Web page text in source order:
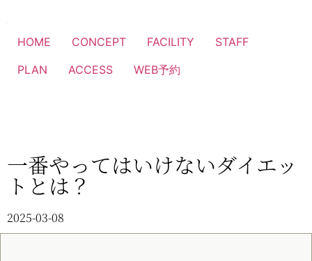
HOME CONCEPT FACILITY
STAFF
PLAN
ACCESS WEB予約
一番やってはいけないダイエッ
トとは？
2025-03-08